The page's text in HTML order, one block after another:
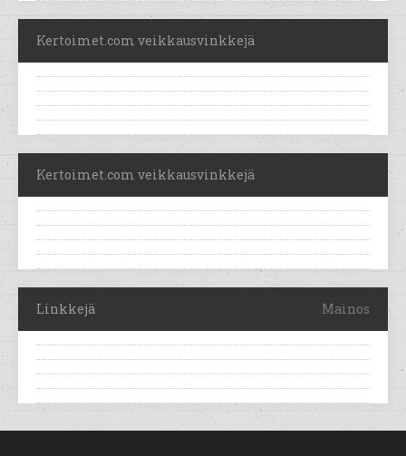
Kertoimet.com veikkausvinkkejä
Kertoimet.com veikkausvinkkejä
Linkkejä Mainos